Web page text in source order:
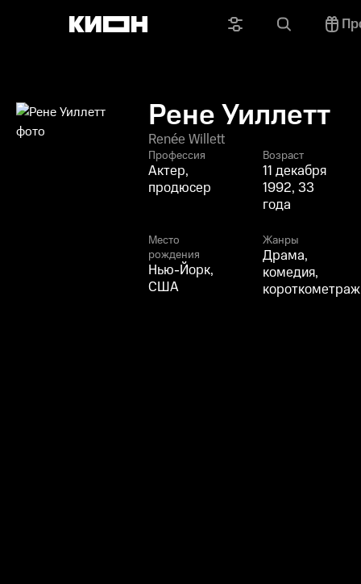
Рене Уиллетт
Renée Willett
Профессия
Актер,
продюсер
Возраст
11 декабря
1992, 33
года
Место
рождения
Нью-Йорк,
США
Жанры
Драма,
комедия,